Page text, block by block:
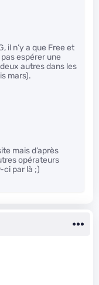
il n’y a que Free et
espérer une
autres dans les
mars).
mais d’après
opérateurs
ci par là ;)